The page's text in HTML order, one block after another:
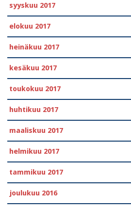
syyskuu 2017
elokuu 2017
heinäkuu 2017
kesäkuu 2017
toukokuu 2017
huhtikuu 2017
maaliskuu 2017
helmikuu 2017
tammikuu 2017
joulukuu 2016